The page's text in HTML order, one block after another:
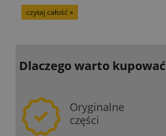
czytaj całość »
Dlaczego warto kupować
Oryginalne
części